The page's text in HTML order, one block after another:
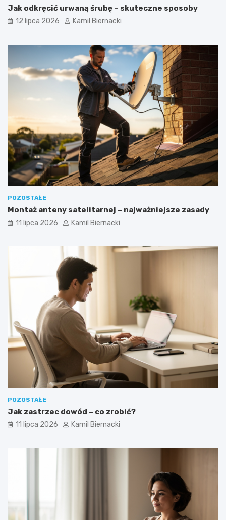
Jak odkręcić urwaną śrubę – skuteczne sposoby
12 lipca 2026 Kamil Biernacki
POZOSTAŁE
Montaż anteny satelitarnej – najważniejsze zasady
11 lipca 2026 Kamil Biernacki
POZOSTAŁE
Jak zastrzec dowód – co zrobić?
11 lipca 2026 Kamil Biernacki